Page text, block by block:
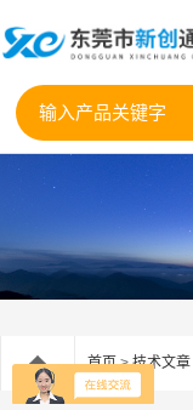
首页>技术文章